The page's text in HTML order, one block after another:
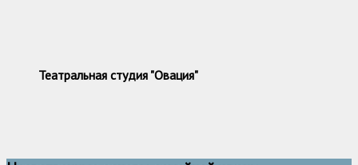
Театральная студия "Овация"